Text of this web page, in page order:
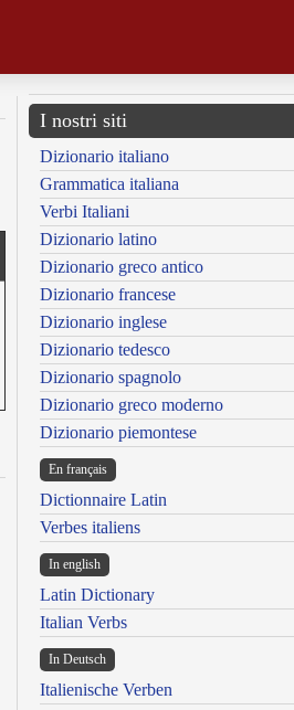
I nostri siti
Dizionario italiano
Grammatica italiana
Verbi Italiani
Dizionario latino
Dizionario greco antico
Dizionario francese
Dizionario inglese
Dizionario tedesco
Dizionario spagnolo
Dizionario greco moderno
Dizionario piemontese
En français
Dictionnaire Latin
Verbes italiens
In english
Latin Dictionary
Italian Verbs
In Deutsch
Italienische Verben